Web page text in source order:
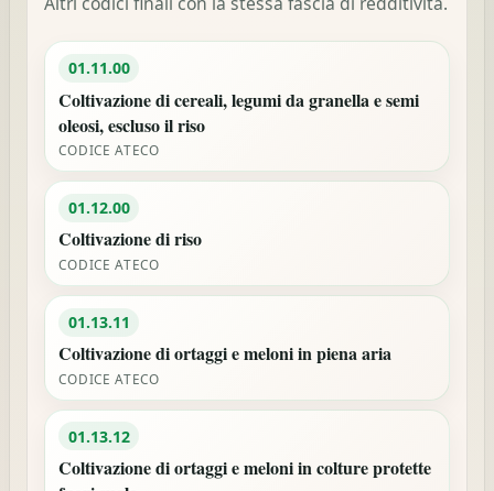
01.11.00
Coltivazione di cereali, legumi da granella e semi
oleosi, escluso il riso
CODICE ATECO
01.12.00
Coltivazione di riso
CODICE ATECO
01.13.11
Coltivazione di ortaggi e meloni in piena aria
CODICE ATECO
01.13.12
Coltivazione di ortaggi e meloni in colture protette